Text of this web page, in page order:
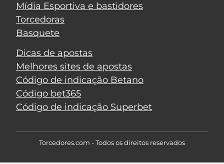
Mídia Esportiva e bastidores
Torcedoras
Basquete
Dicas de apostas
Melhores sites de apostas
Código de indicação Betano
Código bet365
Código de indicação Superbet
Torcedores.com - Todos os direitos reservados